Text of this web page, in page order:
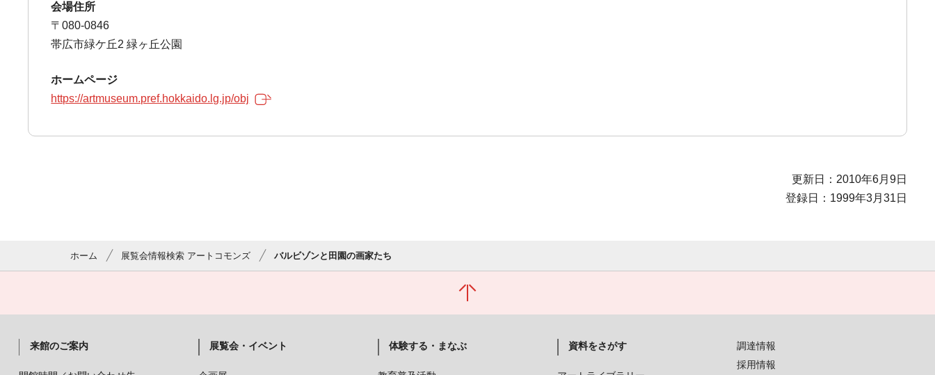
会場住所
〒080-0846
帯広市緑ケ丘2 緑ヶ丘公園
ホームページ
https://artmuseum.pref.hokkaido.lg.jp/obj
更新日：2010年6月9日
登録日：1999年3月31日
ホーム 展覧会情報検索 アートコモンズ バルビゾンと田園の画家たち
来館のご案内 展覧会・イベント 体験する・まなぶ 資料をさがす
調達情報
採用情報